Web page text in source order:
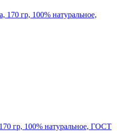
гр, 100% натуральное, ГОСТ